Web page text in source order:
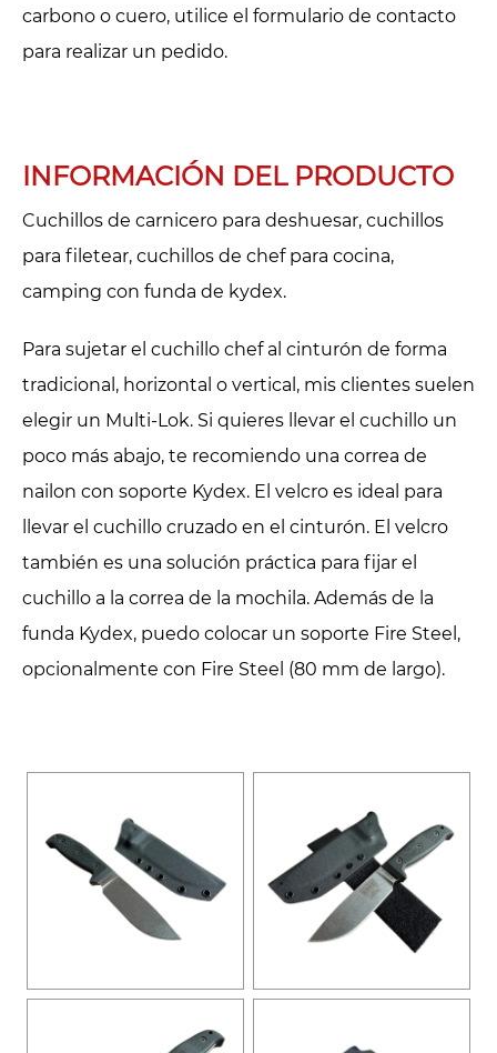
carbono o cuero, utilice el formulario de contacto
para realizar un pedido.
INFORMACIÓN DEL PRODUCTO
Cuchillos de carnicero para deshuesar, cuchillos
para filetear, cuchillos de chef para cocina,
camping con funda de kydex.
Para sujetar el cuchillo chef al cinturón de forma
tradicional, horizontal o vertical, mis clientes suelen
elegir un Multi-Lok. Si quieres llevar el cuchillo un
poco más abajo, te recomiendo una correa de
nailon con soporte Kydex. El velcro es ideal para
llevar el cuchillo cruzado en el cinturón. El velcro
también es una solución práctica para fijar el
cuchillo a la correa de la mochila. Además de la
funda Kydex, puedo colocar un soporte Fire Steel,
opcionalmente con Fire Steel (80 mm de largo).